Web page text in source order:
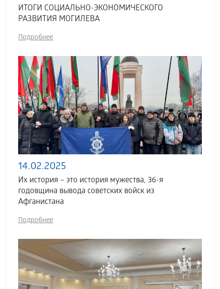
ИТОГИ СОЦИАЛЬНО-ЭКОНОМИЧЕСКОГО
РАЗВИТИЯ МОГИЛЕВА
Подробнее
14.02.2025
Их история – это история мужества, 36-я
годовщина вывода советских войск из
Афганистана
Подробнее